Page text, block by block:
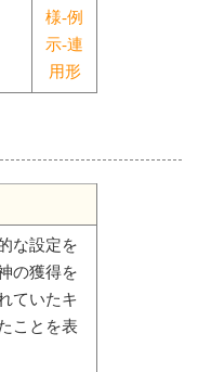
様-例
示-連
用形
な設定を
の獲得を
ていたキ
ことを表